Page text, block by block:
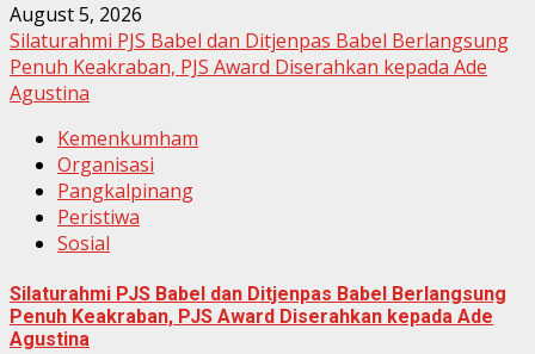
August 5, 2026
Silaturahmi PJS Babel dan Ditjenpas Babel Berlangsung
Penuh Keakraban, PJS Award Diserahkan kepada Ade
Agustina
Kemenkumham
Organisasi
Pangkalpinang
Peristiwa
Sosial
Silaturahmi PJS Babel dan Ditjenpas Babel Berlangsung
Penuh Keakraban, PJS Award Diserahkan kepada Ade
Agustina